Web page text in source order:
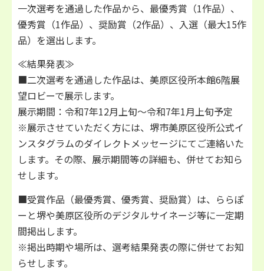
一次選考を通過した作品から、最優秀賞（1作品）、
優秀賞（1作品）、奨励賞（2作品）、入選（最大15作
品）を選出します。
≪結果発表≫
■二次選考を通過した作品は、美原区役所本館6階展
望ロビーで展示します。
展示期間：令和7年12月上旬～令和7年1月上旬予定
※展示させていただく方には、堺市美原区役所公式イ
ンスタグラムのダイレクトメッセージにてご連絡いた
します。その際、展示期間等の詳細も、併せてお知ら
せします。
■受賞作品（最優秀賞、優秀賞、奨励賞）は、ららぽ
ーと堺や美原区役所のデジタルサイネージ等に一定期
間掲出します。
※掲出時期や場所は、選考結果発表の際に併せてお知
らせします。